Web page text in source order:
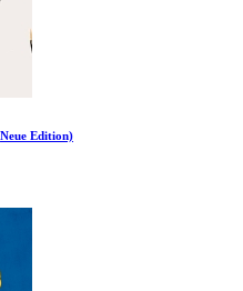
Edition)